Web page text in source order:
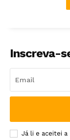
Inscreva-
Já li e aceitei a